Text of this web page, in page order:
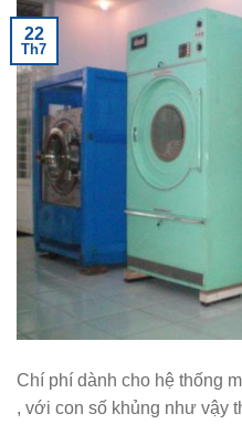
22
Th7
Chí phí dành cho hệ thống
, với con số khủng như vậy